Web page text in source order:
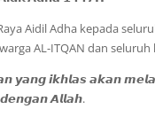
Aidil Adha kepada
AL-ITQAN dan
𝙮𝙖𝙣𝙜 𝙞𝙠𝙝𝙡𝙖𝙨 𝙖𝙠𝙖𝙣
𝘼𝙡𝙡𝙖𝙝.